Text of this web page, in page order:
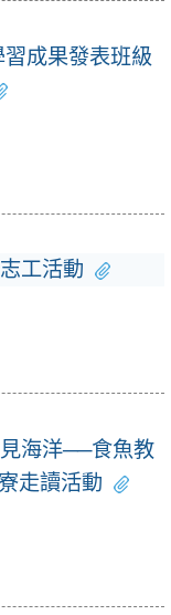
成果發表班級
工活動
海洋──食魚教
走讀活動